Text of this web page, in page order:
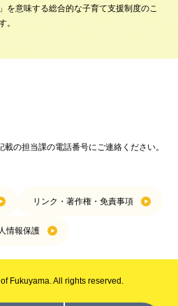
を意味する総合的な子育て支援制度のこ
。
の担当課の電話番号にご連絡ください。
リンク・著作権・免責事項
情報保護
Fukuyama. All rights reserved.